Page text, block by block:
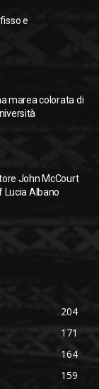
e
marea colorata di
John McCourt
Lucia Albano
204
171
164
159